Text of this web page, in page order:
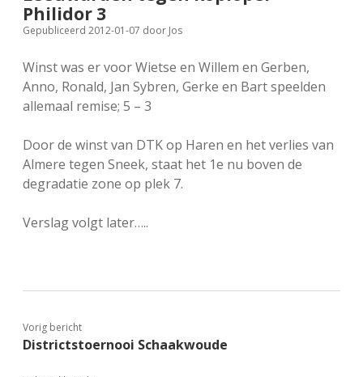
FSB: Schaakwoude II
FSB: Schaakwoude III
Sponsoren
Philidor 3
Gepubliceerd 2012-01-07 door Jos
Winst was er voor Wietse en Willem en Gerben,
Anno, Ronald, Jan Sybren, Gerke en Bart speelden
allemaal remise; 5 – 3
Door de winst van DTK op Haren en het verlies van
Almere tegen Sneek, staat het 1e nu boven de
degradatie zone op plek 7.
Verslag volgt later…..
Vorig bericht
Districtstoernooi Schaakwoude